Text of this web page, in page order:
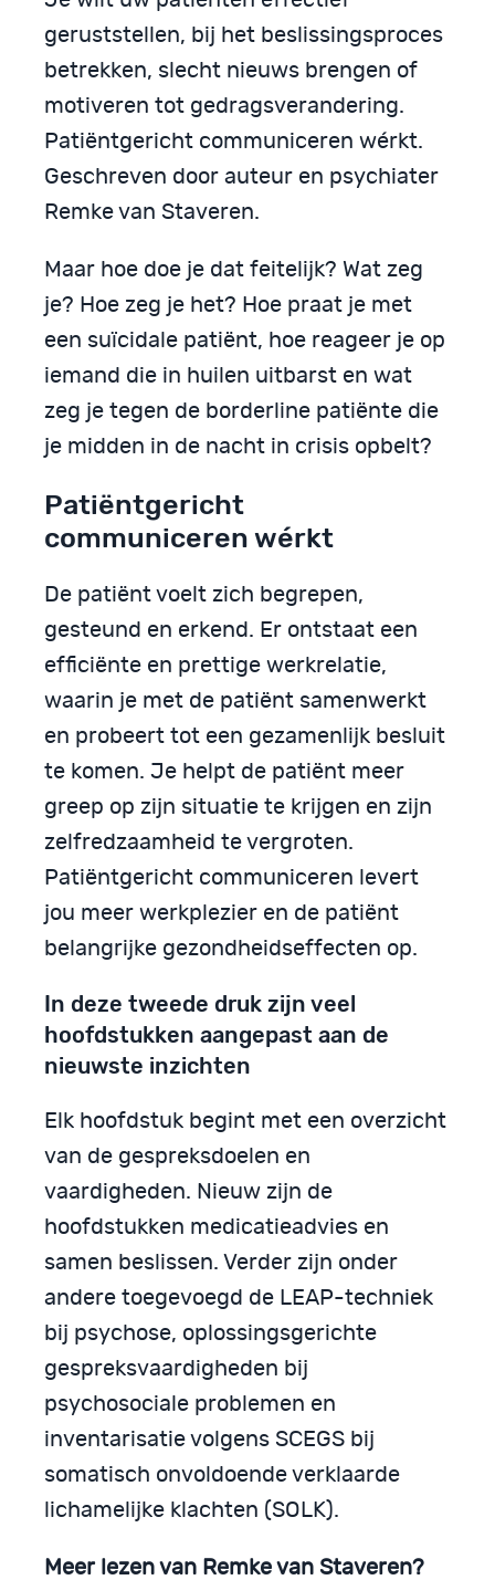
geruststellen, bij het beslissingsproces
betrekken, slecht nieuws brengen of
motiveren tot gedragsverandering.
Patiëntgericht communiceren wérkt.
Geschreven door auteur en psychiater
Remke van Staveren.
Maar hoe doe je dat feitelijk? Wat zeg
je? Hoe zeg je het? Hoe praat je met
een suïcidale patiënt, hoe reageer je op
iemand die in huilen uitbarst en wat
zeg je tegen de borderline patiënte die
je midden in de nacht in crisis opbelt?
Patiëntgericht
communiceren wérkt
De patiënt voelt zich begrepen,
gesteund en erkend. Er ontstaat een
efficiënte en prettige werkrelatie,
waarin je met de patiënt samenwerkt
en probeert tot een gezamenlijk besluit
te komen. Je helpt de patiënt meer
greep op zijn situatie te krijgen en zijn
zelfredzaamheid te vergroten.
Patiëntgericht communiceren levert
jou meer werkplezier en de patiënt
belangrijke gezondheidseffecten op.
In deze tweede druk zijn veel
hoofdstukken aangepast aan de
nieuwste inzichten
Elk hoofdstuk begint met een overzicht
van de gespreksdoelen en
vaardigheden. Nieuw zijn de
hoofdstukken medicatieadvies en
samen beslissen. Verder zijn onder
andere toegevoegd de LEAP-techniek
bij psychose, oplossingsgerichte
gespreksvaardigheden bij
psychosociale problemen en
inventarisatie volgens SCEGS bij
somatisch onvoldoende verklaarde
lichamelijke klachten (SOLK).
Meer lezen van Remke van Staveren?